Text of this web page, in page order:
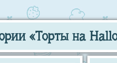
«Торты на